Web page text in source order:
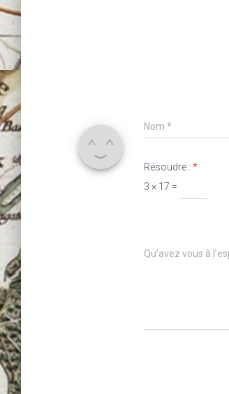
Nom *
Résoudre : *
3 × 17 =
Qu’avez vous à